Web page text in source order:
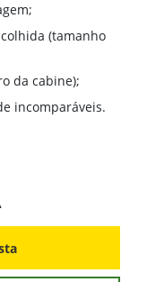
(tamanho
da cabine);
incomparáveis.